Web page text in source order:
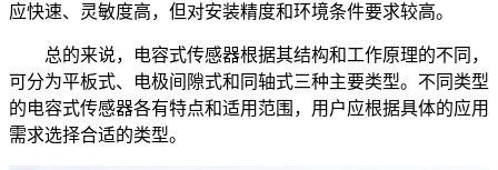
应快速、灵敏度高，但对安装精度和环境条件要求较高。
总的来说，电容式传感器根据其结构和工作原理的不同，
可分为平板式、电极间隙式和同轴式三种主要类型。不同类型
的电容式传感器各有特点和适用范围，用户应根据具体的应用
需求选择合适的类型。